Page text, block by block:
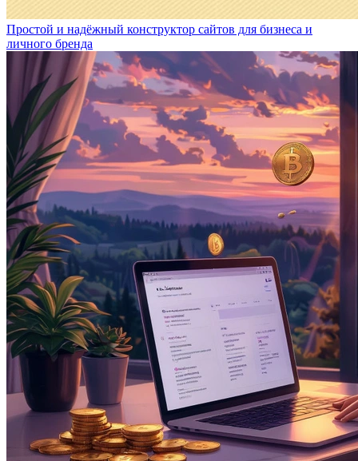
Простой и надёжный конструктор сайтов для бизнеса и
личного бренда